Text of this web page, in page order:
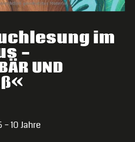
im
-
UND
10 Jahre